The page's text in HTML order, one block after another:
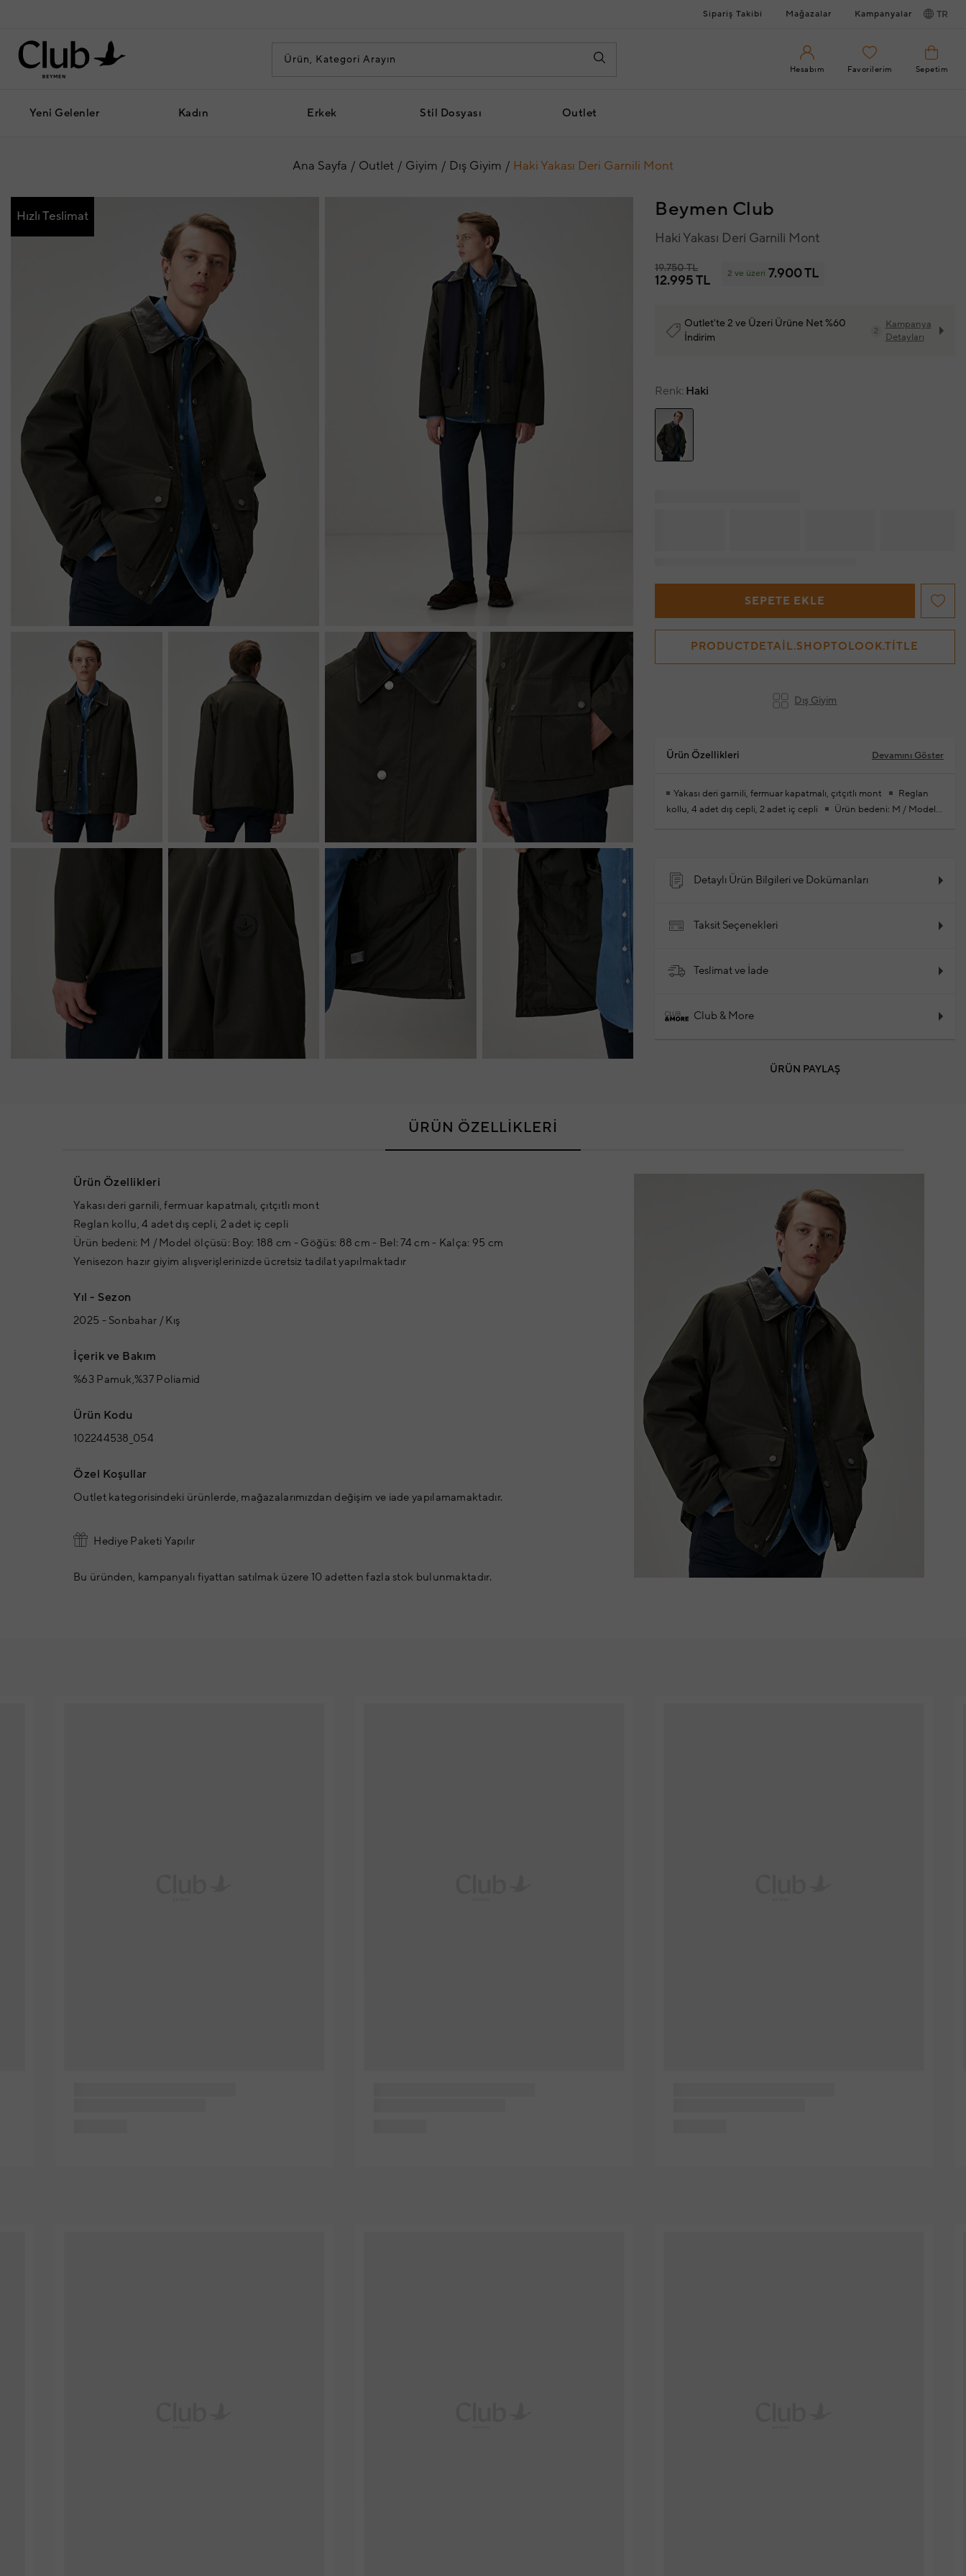
Sipariş Takibi Mağazalar Kampanyalar TR
Hesabım Favorilerim Sepetim
Yeni Gelenler Kadın Erkek Stil Dosyası Outlet
Ana Sayfa Outlet Giyim Dış Giyim Haki Yakası Deri Garnili Mont
Hızlı Teslimat Beymen Club
Haki Yakası Deri Garnili Mont
19.750 TL
12.995 TL 2 ve üzeri 7.900 TL
Outlet'te 2 ve Üzeri Ürüne Net %60
İndirim
2
Kampanya
Detayları
Renk Haki
SEPETE EKLE
PRODUCTDETAIL.SHOPTOLOOK.TITLE
Dış Giyim
Ürün Özellikleri Devamını Göster
Yakası deri garnili, fermuar kapatmalı, çıtçıtlı mont
Reglan
kollu, 4 adet dış cepli, 2 adet iç cepli
Ürün bedeni: M / Model
Kış
Ürün Kodu: 102244538_054
Detaylı Ürün Bilgileri ve Dokümanları
Taksit Seçenekleri
Teslimat ve İade
Club & More
ÜRÜN PAYLAŞ
ÜRÜN ÖZELLİKLERİ
Ürün Özellikleri
Yakası deri garnili, fermuar kapatmalı, çıtçıtlı mont
Reglan kollu, 4 adet dış cepli, 2 adet iç cepli
Ürün bedeni: M / Model ölçüsü: Boy: 188 cm - Göğüs: 88 cm - Bel: 74 cm - Kalça: 95 cm
Yenisezon hazır giyim alışverişlerinizde ücretsiz tadilat yapılmaktadır
Yıl - Sezon
2025 - Sonbahar / Kış
İçerik ve Bakım
%63 Pamuk,%37 Poliamid
Ürün Kodu
102244538_054
Özel Koşullar
Outlet kategorisindeki ürünlerde, mağazalarımızdan değişim ve iade yapılamamaktadır.
Hediye Paketi Yapılır
Bu üründen, kampanyalı fiyattan satılmak üzere 10 adetten fazla stok bulunmaktadır.